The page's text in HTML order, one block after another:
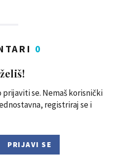
0
se. Nemaš korisnički
registriraj se i
PRIJAVI SE